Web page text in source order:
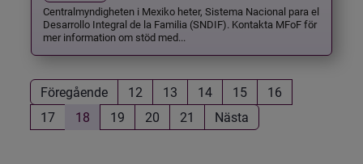
Centralmyndigheten i Mexiko heter, Sistema Nacional para el
Desarrollo Integral de la Familia (SNDIF). Kontakta MFoF för
mer information om stöd med...
Föregående 12 13 14 15
16
17
18 19 20 21 Nästa